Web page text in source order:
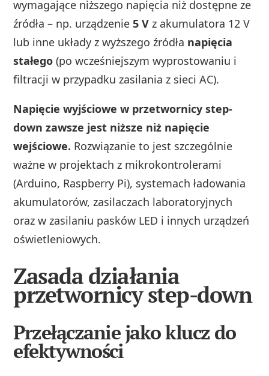
wymagające niższego napięcia niż dostępne ze
źródła – np. urządzenie5 V z akumulatora 12 V
lub inne układy z wyższego źródła napięcia
stałego (po wcześniejszym wyprostowaniu i
filtracji w przypadku zasilania z sieci AC).
Napięcie wyjściowe w przetwornicy step-
down zawsze jest niższe niż napięcie
wejściowe. Rozwiązanie to jest szczególnie
ważne w projektach z mikrokontrolerami
(Arduino, Raspberry Pi), systemach ładowania
akumulatorów, zasilaczach laboratoryjnych
oraz w zasilaniu pasków LED i innych urządzeń
oświetleniowych.
Zasada działania
przetwornicy step-down
Przełączanie jako klucz do
efektywności